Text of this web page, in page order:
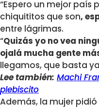
“Espero un mejor país
chiquititos que son,
entre lágrimas.
“Quizás yo no vea
ojalá mucha gente
llegamos, que basta
Lee también: Machi
plebiscito
Además, la mujer